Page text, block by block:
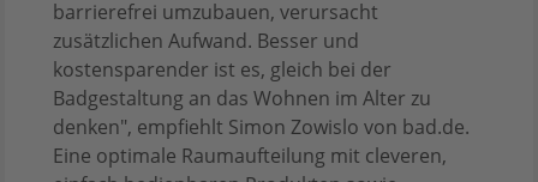
barrierefrei umzubauen, verursacht
zusätzlichen Aufwand. Besser und
kostensparender ist es, gleich bei der
Badgestaltung an das Wohnen im Alter zu
denken", empfiehlt Simon Zowislo von bad.de.
Eine optimale Raumaufteilung mit cleveren,